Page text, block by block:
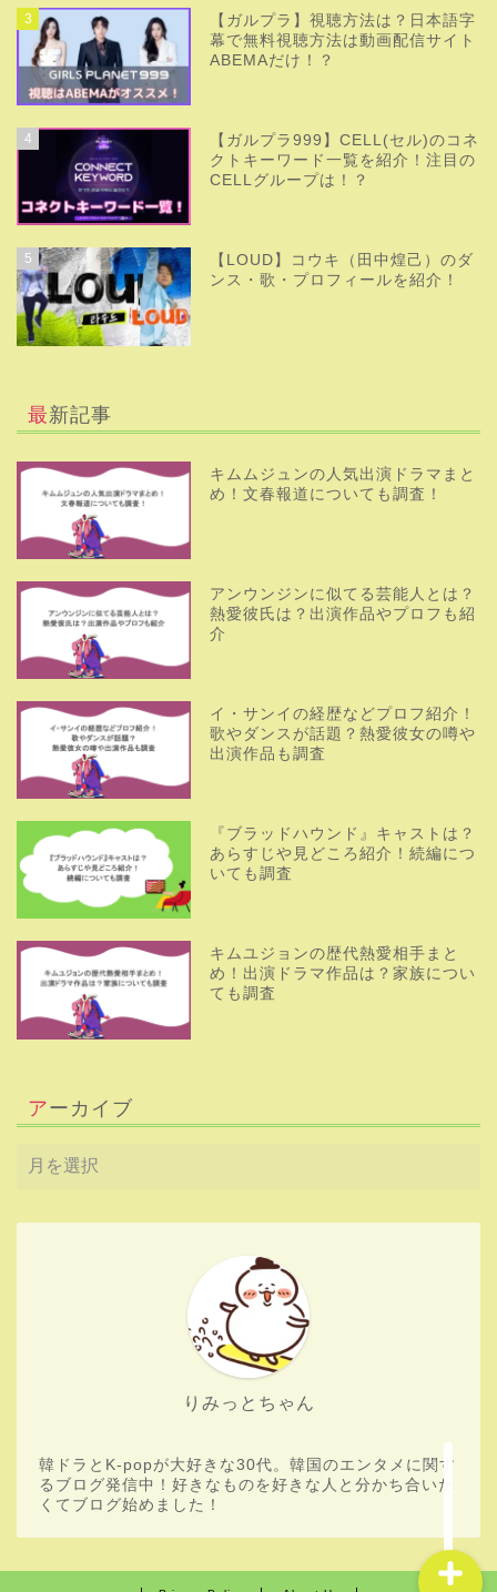
3
【ガルプラ】視聴方法は？日本語字
幕で無料視聴方法は動画配信サイト
ABEMAだけ！？
4
【ガルプラ999】CELL(セル)のコネ
クトキーワード一覧を紹介！注目の
CELLグループは！？
5
【LOUD】コウキ（田中煌己）のダ
ンス・歌・プロフィールを紹介！
最新記事
キムムジュンの人気出演ドラマまと
め！文春報道についても調査！
アンウンジンに似てる芸能人とは？
熱愛彼氏は？出演作品やプロフも紹
介
イ・サンイの経歴などプロフ紹介！
歌やダンスが話題？熱愛彼女の噂や
出演作品も調査
『ブラッドハウンド』キャストは？
あらすじや見どころ紹介！続編につ
いても調査
キムユジョンの歴代熱愛相手まと
め！出演ドラマ作品は？家族につい
ても調査
アーカイブ
りみっとちゃん
韓ドラとK-popが大好きな30代。韓国のエンタメに関す
るブログ発信中！好きなものを好きな人と分かち合いた
くてブログ始めました！
Boys Planet
韓流ドラマ